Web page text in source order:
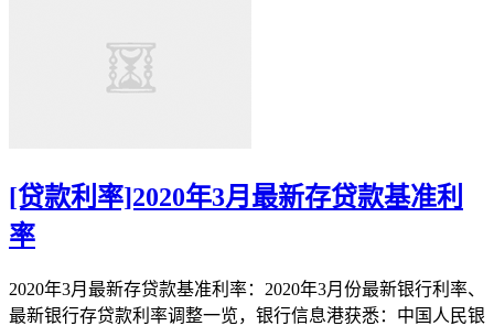
[贷款利率]2020年3月最新存贷款基准利
率
2020年3月最新存贷款基准利率：2020年3月份最新银行利率、
最新银行存贷款利率调整一览，银行信息港获悉：中国人民银